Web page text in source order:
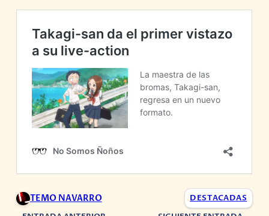
TEMO NAVARRO
DESTACADAS